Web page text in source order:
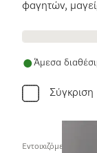
φαγητών,
Άμεσα
Σύγκριση
Εντοιχιζόμενος